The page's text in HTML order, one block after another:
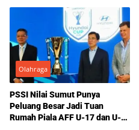
Olahraga
PSSI Nilai Sumut Punya
Peluang Besar Jadi Tuan
Rumah Piala AFF U-17 dan U-